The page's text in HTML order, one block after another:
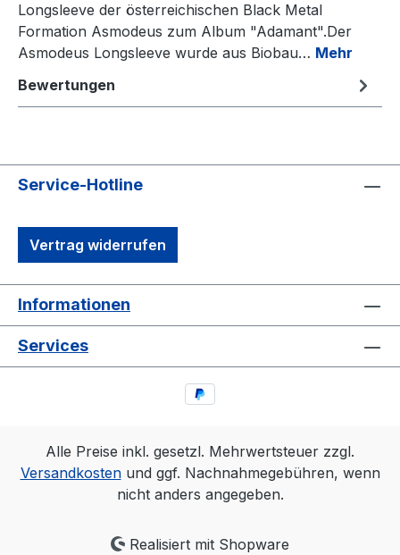
Longsleeve der österreichischen Black Metal
Formation Asmodeus zum Album "Adamant".Der
Asmodeus Longsleeve wurde aus Biobau… Mehr
Bewertungen
Service-Hotline
Vertrag widerrufen
Informationen
Services
Alle Preise inkl. gesetzl. Mehrwertsteuer zzgl.
Versandkostenund ggf. Nachnahmegebühren, wenn
nicht anders angegeben.
Realisiert mit Shopware